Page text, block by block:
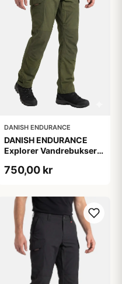
DANISH ENDURANCE
DANISH ENDURANCE
Explorer Vandrebukser,
Vandafvisende, Softshell
750,00 kr